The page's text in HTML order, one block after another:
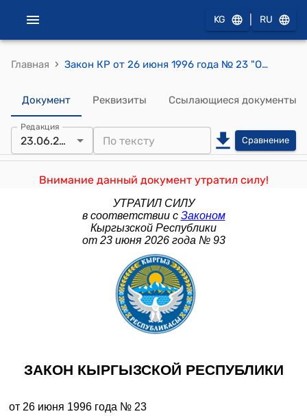
KG RU
Главная › Закон КР от 26 июня 1996 года № 23 "Об обеспечении своевременности выдачи заработной платы, пенсий, пособий и иных социальных выплат"
Документ Реквизиты Ссылающиеся документы
Редакция
23.06.2026 Сравнение
Внимание данный документ утратил силу!